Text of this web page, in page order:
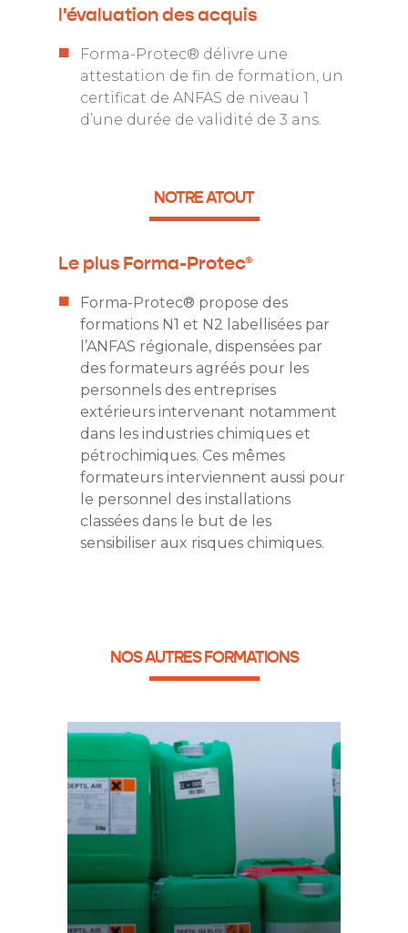
l'évaluation des acquis
Forma-Protec® délivre une
attestation de fin de formation, un
certificat de ANFAS de niveau 1
d’une durée de validité de 3 ans.
NOTRE ATOUT
Le plus Forma-Protec®
Forma-Protec® propose des
formations N1 et N2 labellisées par
l’ANFAS régionale, dispensées par
des formateurs agréés pour les
personnels des entreprises
extérieurs intervenant notamment
dans les industries chimiques et
pétrochimiques. Ces mêmes
formateurs interviennent aussi pour
le personnel des installations
classées dans le but de les
sensibiliser aux risques chimiques.
NOS AUTRES FORMATIONS